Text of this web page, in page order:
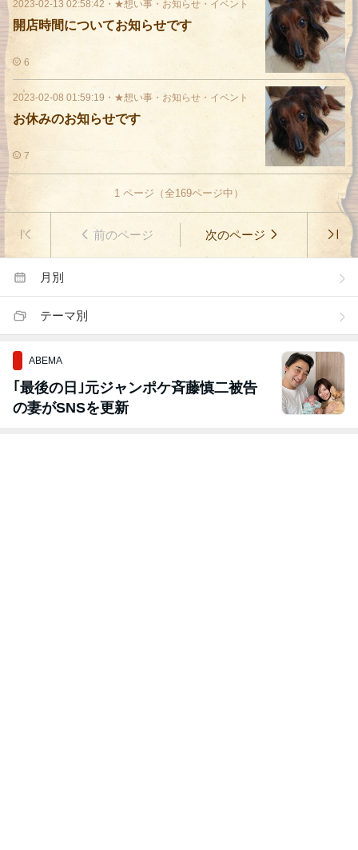
2023-02-13 02:58:42 ・ ★想い事・お知らせ・イベント
開店時間についてお知らせです
6
2023-02-08 01:59:19 ・ ★想い事・お知らせ・イベント
お休みのお知らせです
7
1 ページ（全169ページ中）
前のページ 次のページ
月別
テーマ別
ABEMA
｢最後の日｣元ジャンポケ斉藤慎二被告
の妻がSNSを更新